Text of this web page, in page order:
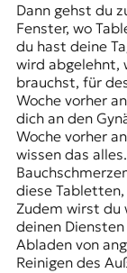
Dann gehst du
Fenster, wo
du hast deine
wird abgelehnt,
brauchst, für
Woche vorher
dich an den
Woche vorher
wissen das
diese
Zudem wirst du
deinen
Abladen von
Reinigen des